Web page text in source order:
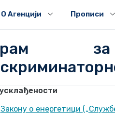
О Агенцији Прописи
за
Закону о енергетици